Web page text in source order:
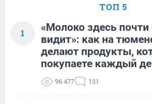
ТОП 5
1
«Молоко здесь почти
видит»: как на
делают продукты,
покупаете каждый
96 477 131